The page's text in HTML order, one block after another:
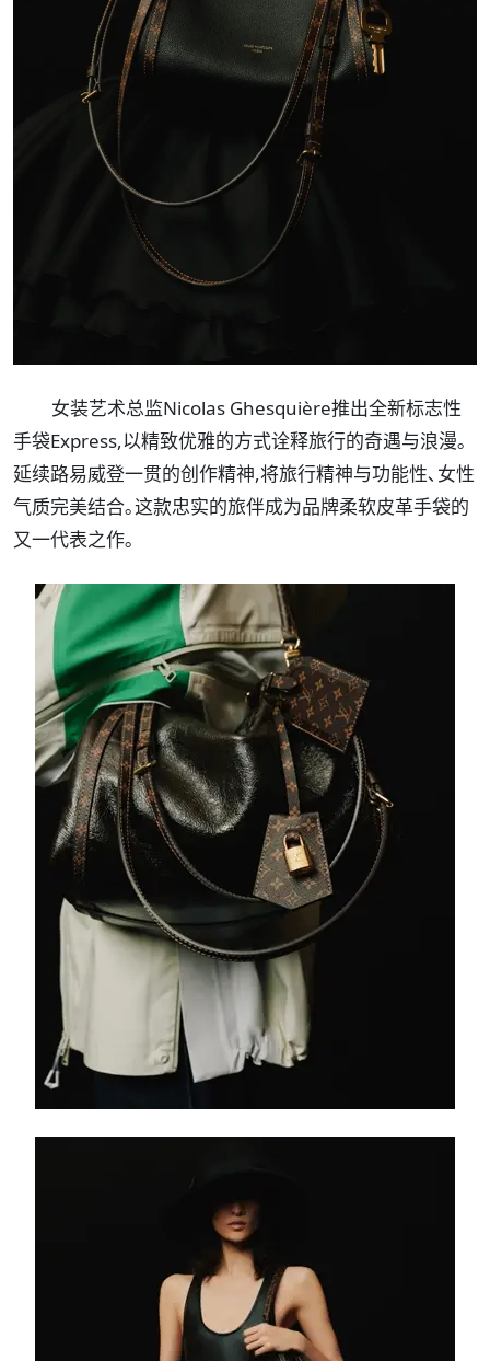
女装艺术总监Nicolas Ghesquière推出全新标志性
手袋Express,以精致优雅的方式诠释旅行的奇遇与浪漫｡
延续路易威登一贯的创作精神,将旅行精神与功能性､女性
气质完美结合｡这款忠实的旅伴成为品牌柔软皮革手袋的
又一代表之作｡